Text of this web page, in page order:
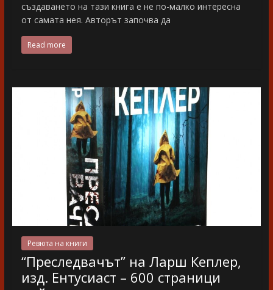
създаването на тази книга е не по-малко интересна
от самата нея. Авторът започва да
Read more
Ревюта на книги
“Преследвачът” на Ларш Кеплер,
изд. Ентусиаст – 600 страници